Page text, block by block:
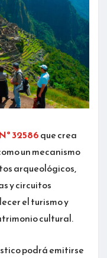
32586que crea
un mecanismo
arqueológicos,
y circuitos
el turismo y
cultural.
podrá emitirse